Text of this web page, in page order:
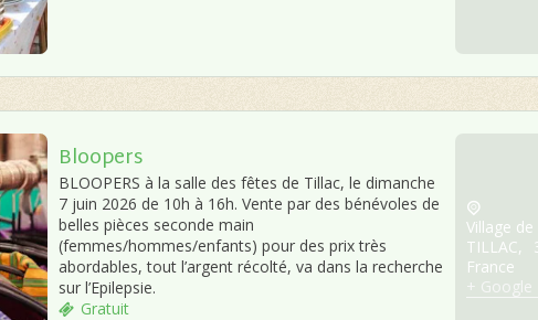
Bloopers
BLOOPERS à la salle des fêtes de Tillac, le dimanche
7 juin 2026 de 10h à 16h. Vente par des bénévoles de
belles pièces seconde main
(femmes/hommes/enfants) pour des prix très
abordables, tout l’argent récolté, va dans la recherche
sur l’Epilepsie.
Gratuit
Village de
TILLAC,
France
+ Google